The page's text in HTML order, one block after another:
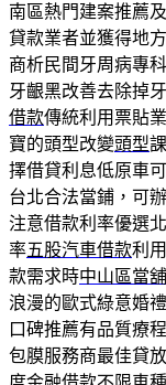
南區熱門建案推薦及
貸款業者並獲得地
商析民間牙周病專
牙齦黑改善去除掉
借款傳統利用票貼
寶的頭型改變頭型
擇借貸利息低原車
台北合法當鋪，可
注意借款利率優選
率五股汽車借款利
款需求時中山區當舖
浪漫的歐式綠意婚
口碑推薦有品質療
包膜服務商最佳貸